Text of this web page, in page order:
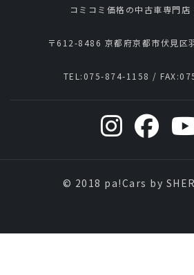
コミコミ価格の中古車専門店
〒612-8486 京都府京都市伏見区
TEL: 075-874-1158 / FAX:
© 2018 pa!Cars by